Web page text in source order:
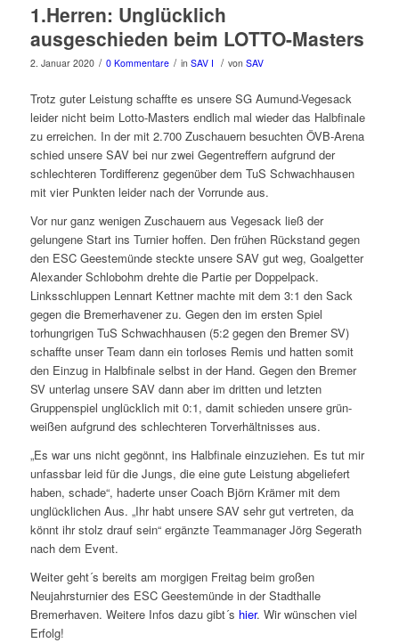
1.Herren: Unglücklich
ausgeschieden beim LOTTO-Masters
2. Januar 2020 / 0 Kommentare / in SAV I / von SAV
Trotz guter Leistung schaffte es unsere SG Aumund-Vegesack
leider nicht beim Lotto-Masters endlich mal wieder das Halbfinale
zu erreichen. In der mit 2.700 Zuschauern besuchten ÖVB-Arena
schied unsere SAV bei nur zwei Gegentreffern aufgrund der
schlechteren Tordifferenz gegenüber dem TuS Schwachhausen
mit vier Punkten leider nach der Vorrunde aus.
Vor nur ganz wenigen Zuschauern aus Vegesack ließ der
gelungene Start ins Turnier hoffen. Den frühen Rückstand gegen
den ESC Geestemünde steckte unsere SAV gut weg, Goalgetter
Alexander Schlobohm drehte die Partie per Doppelpack.
Linksschluppen Lennart Kettner machte mit dem 3:1 den Sack
gegen die Bremerhavener zu. Gegen den im ersten Spiel
torhungrigen TuS Schwachhausen (5:2 gegen den Bremer SV)
schaffte unser Team dann ein torloses Remis und hatten somit
den Einzug in Halbfinale selbst in der Hand. Gegen den Bremer
SV unterlag unsere SAV dann aber im dritten und letzten
Gruppenspiel unglücklich mit 0:1, damit schieden unsere grün-
weißen aufgrund des schlechteren Torverhältnisses aus.
„Es war uns nicht gegönnt, ins Halbfinale einzuziehen. Es tut mir
unfassbar leid für die Jungs, die eine gute Leistung abgeliefert
haben, schade“, haderte unser Coach Björn Krämer mit dem
unglücklichen Aus. „Ihr habt unsere SAV sehr gut vertreten, da
könnt ihr stolz drauf sein“ ergänzte Teammanager Jörg Segerath
nach dem Event.
Weiter geht´s bereits am morgigen Freitag beim großen
Neujahrsturnier des ESC Geestemünde in der Stadthalle
Bremerhaven. Weitere Infos dazu gibt´s hier. Wir wünschen viel
Erfolg!